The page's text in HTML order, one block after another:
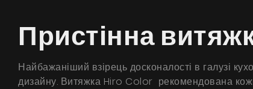
Пристінна
Найбажаніший взірець досконалості в галузі
дизайну. Витяжка Hiro Color рекомендована